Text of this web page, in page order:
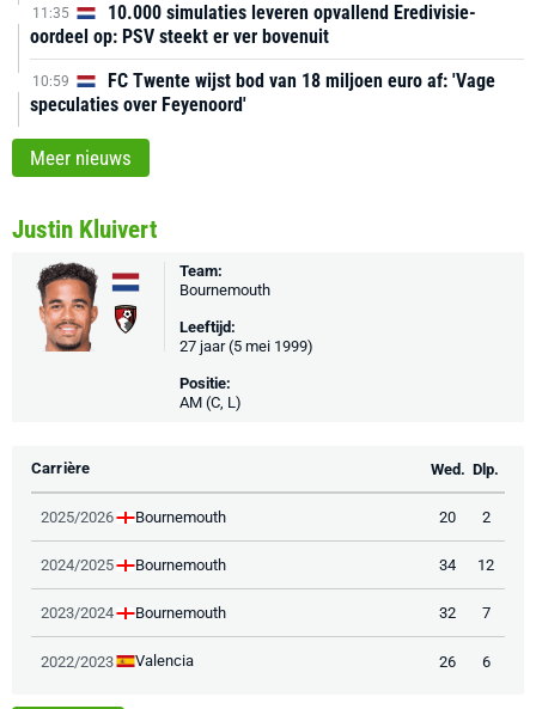
11:35
10.000 simulaties leveren opvallend Eredivisie-
oordeel op: PSV steekt er ver bovenuit
10:59
FC Twente wijst bod van 18 miljoen euro af: 'Vage
speculaties over Feyenoord'
Meer nieuws
Justin Kluivert
Team:
Bournemouth
Leeftijd:
27 jaar (5 mei 1999)
Positie:
AM (C, L)
Carrière Wed. Dlp.
2025/2026 Bournemouth 20 2
2024/2025 Bournemouth 34 12
2023/2024 Bournemouth 32 7
2022/2023 Valencia 26 6